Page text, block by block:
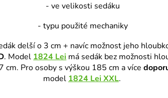
- ve velikosti sedáku
- typu použité mechaniky
delší o 3 cm + navíc možnost jeho
. Model 1824 Lei má sedák bez možnosti
cm. Pro osoby s výškou 185 cm a více
model 1824 Lei XXL.